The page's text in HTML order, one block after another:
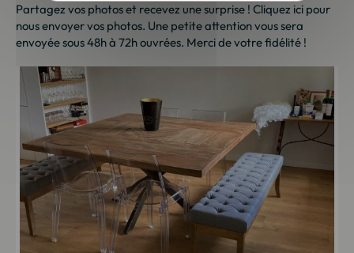
Partagez vos photos et recevez une surprise ! Cliquez ici pour
nous envoyer vos photos. Une petite attention vous sera
envoyée sous 48h à 72h ouvrées. Merci de votre fidélité !